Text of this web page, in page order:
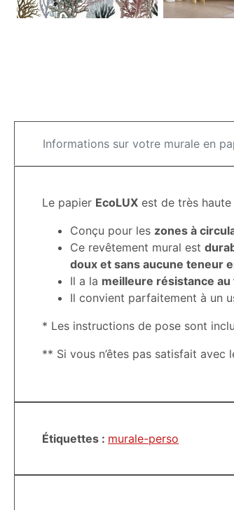
Informations sur votre murale en
Le papier EcoLUX est de très
Conçu pour les zones à
Ce revêtement mural est
doux et sans aucune teneur
Il a la meilleure résistance
Il convient parfaitement à un
* Les instructions de pose sont
** Si vous n’êtes pas satisfait
Étiquettes : murale-perso